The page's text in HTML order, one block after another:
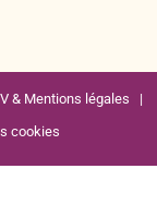
& Mentions légales |
cookies